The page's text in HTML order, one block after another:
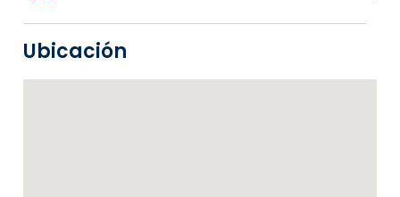
Ubicación